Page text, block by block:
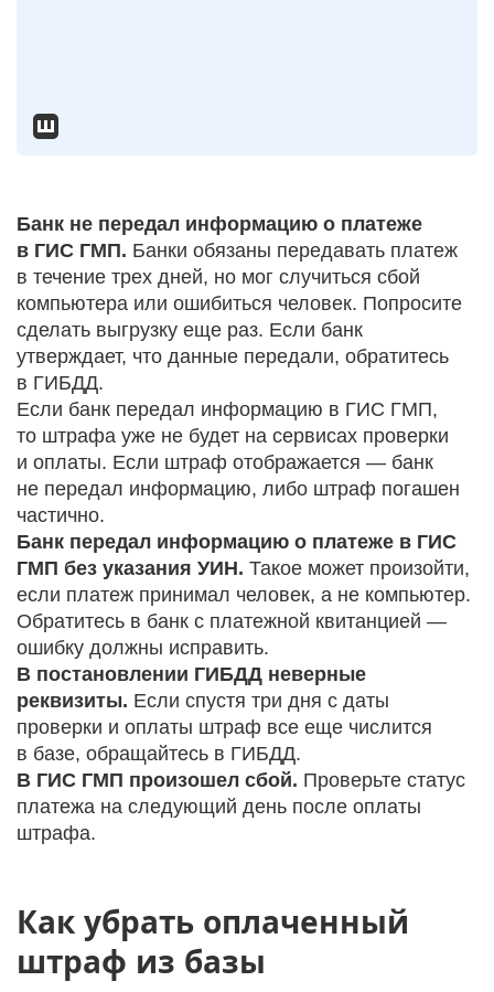
Банк не передал информацию о платеже
в ГИС ГМП. Банки обязаны передавать платеж
в течение трех дней, но мог случиться сбой
компьютера или ошибиться человек. Попросите
сделать выгрузку еще раз. Если банк
утверждает, что данные передали, обратитесь
в ГИБДД.
Если банк передал информацию в ГИС ГМП,
то штрафа уже не будет на сервисах проверки
и оплаты. Если штраф отображается — банк
не передал информацию, либо штраф погашен
частично.
Банк передал информацию о платеже в ГИС
ГМП без указания УИН. Такое может произойти,
если платеж принимал человек, а не компьютер.
Обратитесь в банк с платежной квитанцией —
ошибку должны исправить.
В постановлении ГИБДД неверные
реквизиты. Если спустя три дня с даты
проверки и оплаты штраф все еще числится
в базе, обращайтесь в ГИБДД.
В ГИС ГМП произошел сбой. Проверьте статус
платежа на следующий день после оплаты
штрафа.
Как убрать оплаченный
штраф из базы